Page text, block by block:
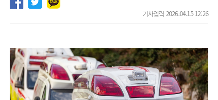
기사입력 2026.04.15 12:26